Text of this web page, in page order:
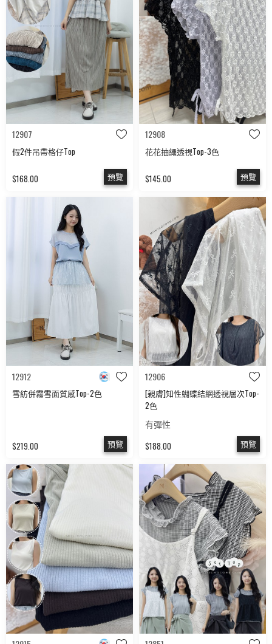
12907
假2件吊帶格仔Top
$168.00 預覽
12908
花花抽繩透視Top-3色
$145.00 預覽
12912
雪紡併霧雪面質感Top-2色
$219.00 預覽
12906
[親膚]知性蝴蝶結網透視層次Top-
2色
有彈性
$188.00 預覽